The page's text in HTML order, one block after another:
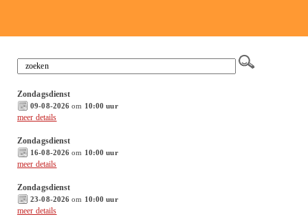
Zondagsdienst
09-08-2026 om 10:00 uur
meer details
Zondagsdienst
16-08-2026 om 10:00 uur
meer details
Zondagsdienst
23-08-2026 om 10:00 uur
meer details